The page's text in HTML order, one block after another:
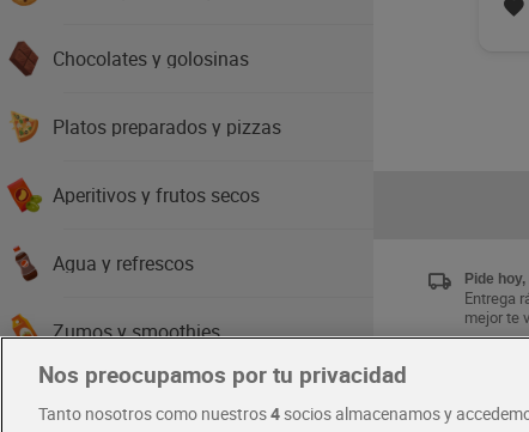
Chocolates y golosinas
Platos preparados y pizzas
Aperitivos y frutos secos
Agua y refrescos
Zumos y smoothies
Pide
Entrega
mejor te
Disfruta
Nos preocupamos por tu privacidad
Tanto nosotros como nuestros4socios almacenamos y